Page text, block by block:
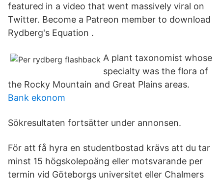
featured in a video that went massively viral on
Twitter. Become a Patreon member to download
Rydberg's Equation .
A plant taxonomist whose
specialty was the flora of
the Rocky Mountain and Great Plains areas.
Bank ekonom
Sökresultaten fortsätter under annonsen.
För att få hyra en studentbostad krävs att du tar
minst 15 högskolepoäng eller motsvarande per
termin vid Göteborgs universitet eller Chalmers